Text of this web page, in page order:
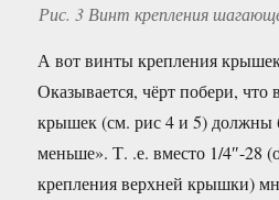
Рис. 3 Винт крепления
А вот винты крепления крышек
Оказывается, чёрт побери,
крышек (см. рис 4 и 5) должны
меньше». Т. .е. вместо 1/4″-28
крепления верхней крышки)